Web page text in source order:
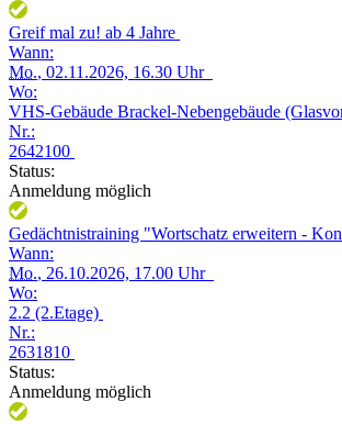
Greif mal zu! ab 4 Jahre
Wann:
Mo., 02.11.2026, 16.30 Uhr
Wo:
VHS-Gebäude Brackel-Nebengebäude
Nr.:
2642100
Status:
Anmeldung möglich
Gedächtnistraining "Wortschatz erweitern -
Wann:
Mo., 26.10.2026, 17.00 Uhr
Wo:
2.2 (2.Etage)
Nr.:
2631810
Status:
Anmeldung möglich